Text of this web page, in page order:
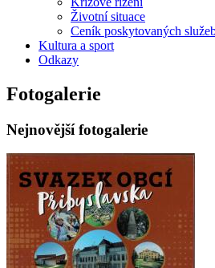
Životní situace
Ceník poskytovaných
Kultura a sport
Odkazy
Fotogalerie
Nejnovější fotogalerie